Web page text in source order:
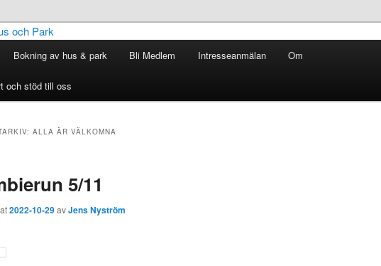
Folkets Hus och Park
Bokning av hus & park Bli Medlem Intresseanmälan Om
och stöd till oss
ALLA ÄR VÄLKOMNA
5/11
2022-10-29avJens Nyström